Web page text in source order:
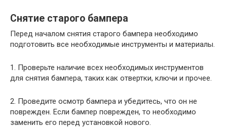
Снятие старого бампера
Перед началом снятия старого бампера необходимо
подготовить все необходимые инструменты и материалы.
1. Проверьте наличие всех необходимых инструментов
для снятия бампера, таких как отвертки, ключи и прочее.
2. Проведите осмотр бампера и убедитесь, что он не
поврежден. Если бампер поврежден, то необходимо
заменить его перед установкой нового.